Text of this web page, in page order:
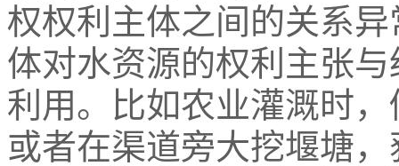
权权利主体之间的关系
体对水资源的权利主张
利用。比如农业灌溉时
或者在渠道旁大挖堰塘